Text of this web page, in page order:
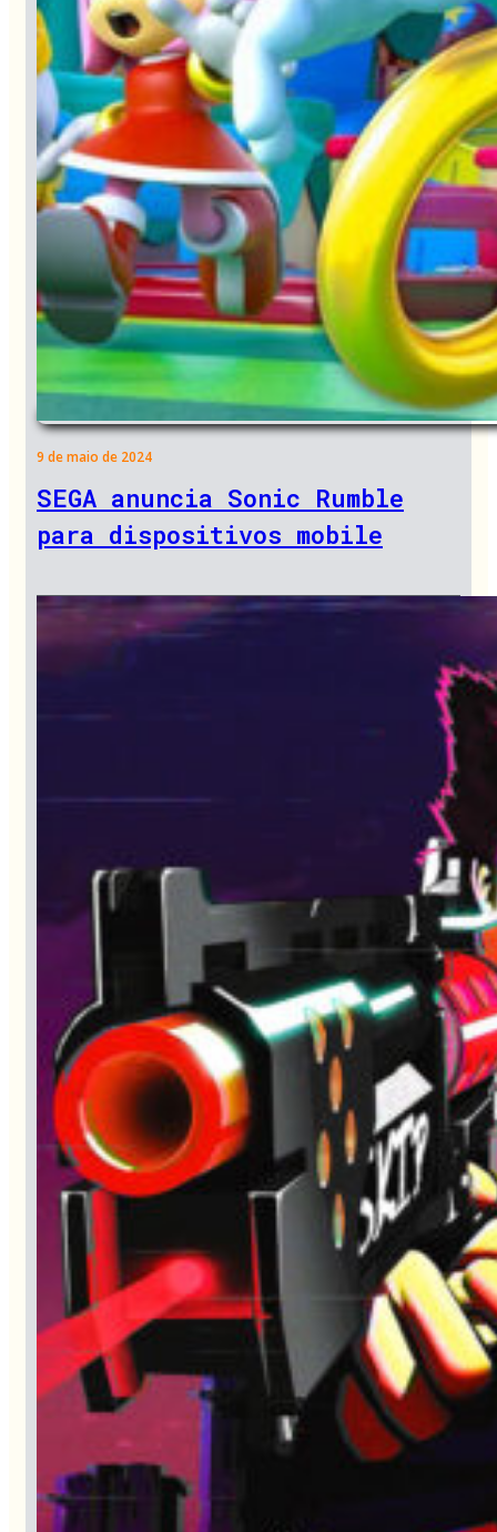
9 de maio de 2024
SEGA anuncia Sonic Rumble
para dispositivos mobile